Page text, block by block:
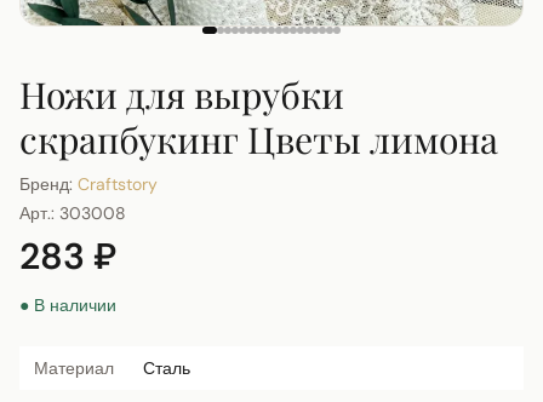
Ножи для вырубки
скрапбукинг Цветы лимона
Бренд: Craftstory
Арт.: 303008
283 ₽
● В наличии
Материал Сталь